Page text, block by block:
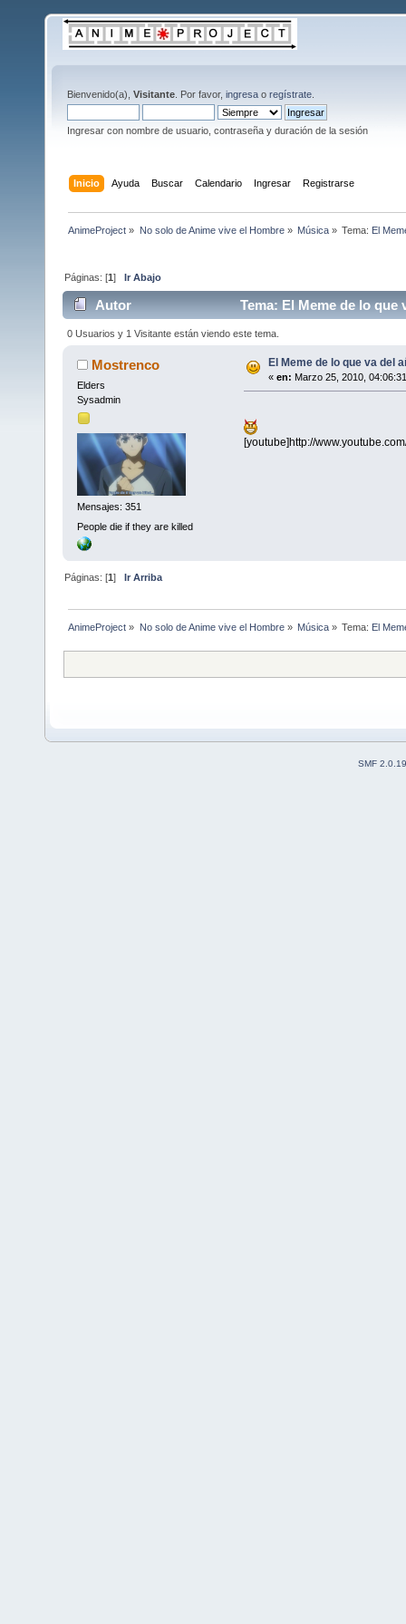
Bienvenido(a), Visitante . Por favor, ingresa o regístrate
Ingresar con nombre de usuario, contraseña y duración de la sesión
Inicio Ayuda Buscar Calendario Ingresar Registrarse
AnimeProject » No solo de Anime vive el Hombre» Música» Tema: El
Páginas: [1]Ir Abajo
Autor Tema: El Meme de lo que
0 Usuarios y 1 Visitante están viendo este tema.
Mostrenco
Elders
Sysadmin
Mensajes: 351
People die if they are killed
El Meme de lo que va del
« en: Marzo 25, 2010,
[youtube]http://
Páginas: [1]Ir Arriba
AnimeProject » No solo de Anime vive el Hombre» Música» Tema: El
SMF 2.0.19